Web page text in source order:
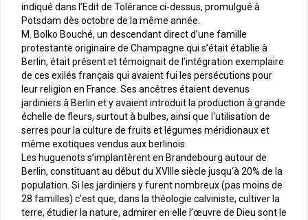
indiqué dans l’Edit de Tolérance ci-dessus, promulgué à
Potsdam dès octobre de la même année.
M. Bolko Bouché, un descendant direct d’une famille
protestante originaire de Champagne qui s’était établie à
Berlin, était présent et témoignait de l’intégration exemplaire
de ces exilés français qui avaient fui les persécutions pour
leur religion en France. Ses ancêtres étaient devenus
jardiniers à Berlin et y avaient introduit la production à grande
échelle de fleurs, surtout à bulbes, ainsi que l‘utilisation de
serres pour la culture de fruits et légumes méridionaux et
même exotiques vendus aux berlinois.
Les huguenots s’implantèrent en Brandebourg autour de
Berlin, constituant au début du XVIIIe siècle jusqu‘à 20% de la
population. Si les jardiniers y furent nombreux (pas moins de
28 familles) c’est que, dans la théologie calviniste, cultiver la
terre, étudier la nature, admirer en elle l’œuvre de Dieu sont le